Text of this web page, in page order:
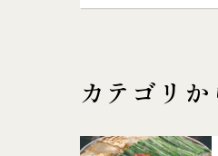
カテゴリか